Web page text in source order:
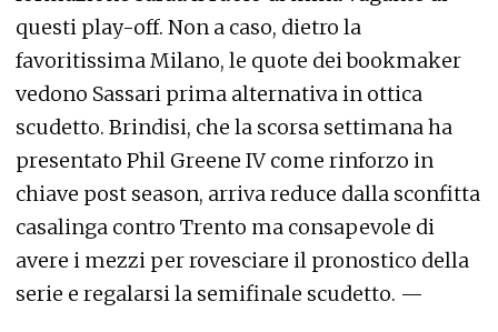
questi play-off. Non a caso, dietro la
favoritissima Milano, le quote dei bookmaker
vedono Sassari prima alternativa in ottica
scudetto. Brindisi, che la scorsa settimana ha
presentato Phil Greene IV come rinforzo in
chiave post season, arriva reduce dalla sconfitta
casalinga contro Trento ma consapevole di
avere i mezzi per rovesciare il pronostico della
serie e regalarsi la semifinale scudetto. —